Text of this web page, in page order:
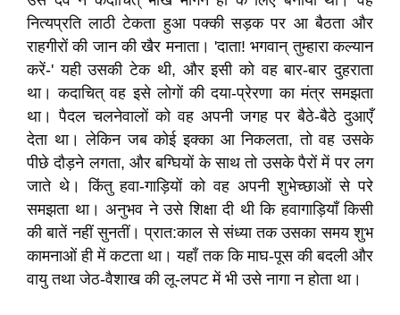
नित्यप्रति लाठी टेकता हुआ पक्की सड़क पर आ बैठता और
राहगीरों की जान की खैर मनाता। 'दाता! भगवान् तुम्हारा कल्यान
करें-' यही उसकी टेक थी, और इसी को वह बार-बार दुहराता
था। कदाचित् वह इसे लोगों की दया-प्रेरणा का मंत्र समझता
था। पैदल चलनेवालों को वह अपनी जगह पर बैठे-बैठे दुआएँ
देता था। लेकिन जब कोई इक्का आ निकलता, तो वह उसके
पीछे दौड़ने लगता, और बग्घियों के साथ तो उसके पैरों में पर लग
जाते थे। किंतु हवा-गाड़ियों को वह अपनी शुभेच्छाओं से परे
समझता था। अनुभव ने उसे शिक्षा दी थी कि हवागाड़ियाँ किसी
की बातें नहीं सुनतीं। प्रात:काल से संध्‍या तक उसका समय शुभ
कामनाओं ही में कटता था। यहाँ तक कि माघ-पूस की बदली और
वायु तथा जेठ-वैशाख की लू-लपट में भी उसे नागा न होता था।